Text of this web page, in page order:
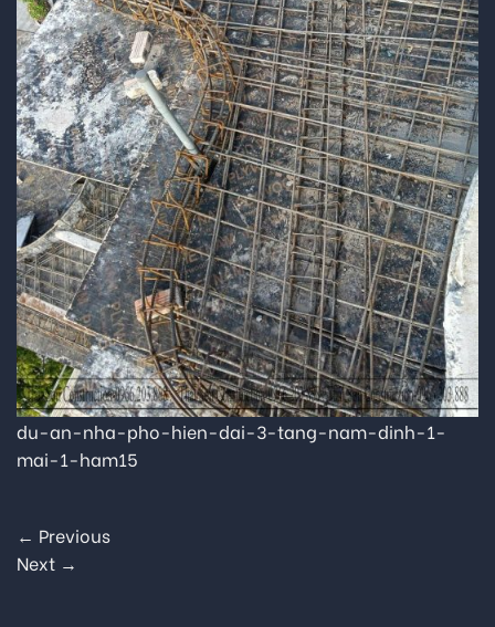
du-an-nha-pho-hien-dai-3-tang-nam-dinh-1-
mai-1-ham15
← Previous
Next →